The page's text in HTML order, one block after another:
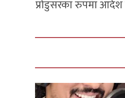
प्रोडुसरका रुपमा आदेश